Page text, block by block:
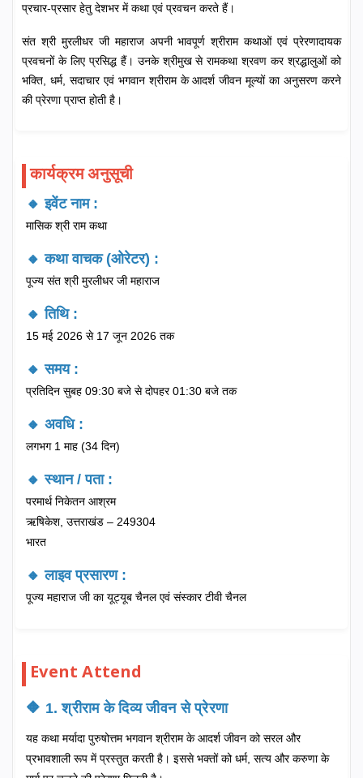
प्रचार-प्रसार हेतु देशभर में कथा एवं प्रवचन करते हैं।
संत श्री मुरलीधर जी महाराज अपनी भावपूर्ण श्रीराम कथाओं एवं प्रेरणादायक
प्रवचनों के लिए प्रसिद्ध हैं। उनके श्रीमुख से रामकथा श्रवण कर श्रद्धालुओं को
भक्ति, धर्म, सदाचार एवं भगवान श्रीराम के आदर्श जीवन मूल्यों का अनुसरण करने
की प्रेरणा प्राप्त होती है।
कार्यक्रम अनुसूची
🔸 इवेंट नाम :
मासिक श्री राम कथा
🔸 कथा वाचक (ओरेटर) :
पूज्य संत श्री मुरलीधर जी महाराज
🔸 तिथि :
15 मई 2026 से 17 जून 2026 तक
🔸 समय :
प्रतिदिन सुबह 09:30 बजे से दोपहर 01:30 बजे तक
🔸 अवधि :
लगभग 1 माह (34 दिन)
🔸 स्थान / पता :
परमार्थ निकेतन आश्रम
ऋषिकेश, उत्तराखंड – 249304
भारत
🔸 लाइव प्रसारण :
पूज्य महाराज जी का यूट्यूब चैनल एवं संस्कार टीवी चैनल
Event Attend
🔶 1. श्रीराम के दिव्य जीवन से प्रेरणा
यह कथा मर्यादा पुरुषोत्तम भगवान श्रीराम के आदर्श जीवन को सरल और
प्रभावशाली रूप में प्रस्तुत करती है। इससे भक्तों को धर्म, सत्य और करुणा के